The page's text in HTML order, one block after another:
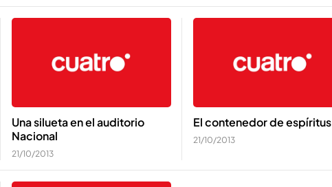
Una silueta en el auditorio
Nacional
21/10/2013
El contenedor de espíritus
21/10/2013